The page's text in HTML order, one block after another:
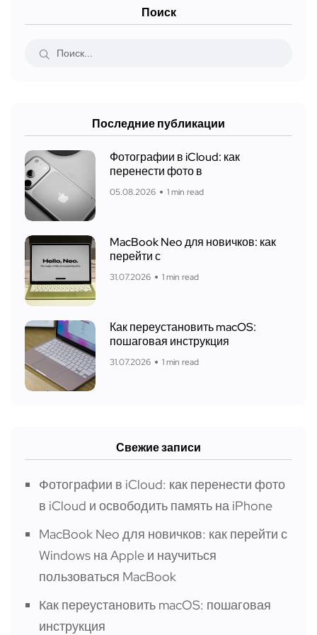
Поиск
Последние публикации
Фотографии в iCloud: как
перенести фото в
05.08.2026 1 min read
MacBook Neo для новичков: как
перейти с
31.07.2026 1 min read
Как переустановить macOS:
пошаговая инструкция
31.07.2026 1 min read
Свежие записи
Фотографии в iCloud: как перенести фото
в iCloud и освободить память на iPhone
MacBook Neo для новичков: как перейти с
Windows на Apple и научиться
пользоваться MacBook
Как переустановить macOS: пошаговая
инструкция